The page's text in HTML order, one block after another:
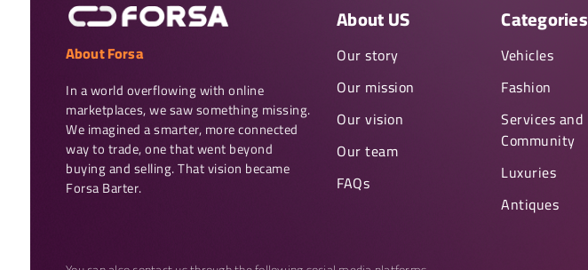
About Forsa
In a world overflowing with online
marketplaces, we saw something missing.
We imagined a smarter, more connected
way to trade, one that went beyond
buying and selling. That vision became
Forsa Barter.
About US
Our story
Our mission
Our vision
Our team
FAQs
Categories
Vehicles
Fashion
Services and
Community
Luxuries
Antiques